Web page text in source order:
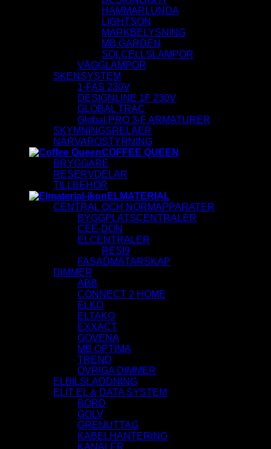
HAMMARLUNDA
LIGHTSON
MARKBELYSNING
MB GARDEN
SOLCELLSLAMPOR
VÄGGLAMPOR
SKENSYSTEM
1-FAS 230V
DESIGNLINE 1F 230V
GLOBAL TRAC
Global PRO 3-F ARMATURER
SKYMNINGSRELÄER
NÄRVAROSTYRNING
COFFEE QUEEN
BRYGGARE
RESERVDELAR
TILLBEHÖR
ELMATERIAL
CENTRAL OCH NORMAPPARATER
BYGGPLATSCENTRALER
CEE-DON
ELCENTRALER
RESI9
FASADMÄTARSKAP
DIMMER
ABB
CONNECT 2 HOME
ELKO
ELTAKO
EXXACT
GOVENA
MB OPTIMA
TREND
ÖVRIGA DIMMER
ELBILSLADDNING
ELIT EL & DATA SYSTEM
BORD
GOLV
GRENUTTAG
KABELHANTERING